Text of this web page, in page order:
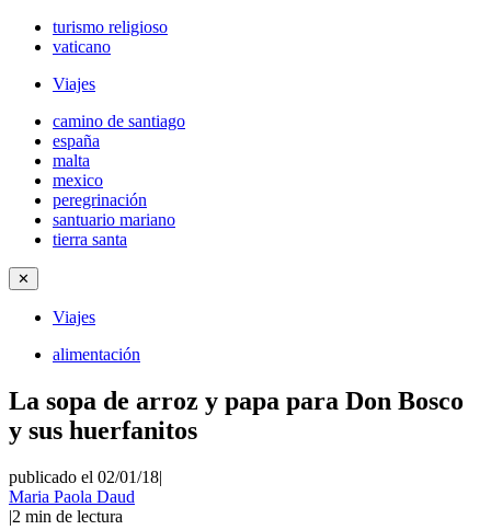
turismo religioso
vaticano
Viajes
camino de santiago
españa
malta
mexico
peregrinación
santuario mariano
tierra santa
✕
Viajes
alimentación
La sopa de arroz y papa para Don Bosco
y sus huerfanitos
publicado el 02/01/18|
Maria Paola Daud
|2 min de lectura